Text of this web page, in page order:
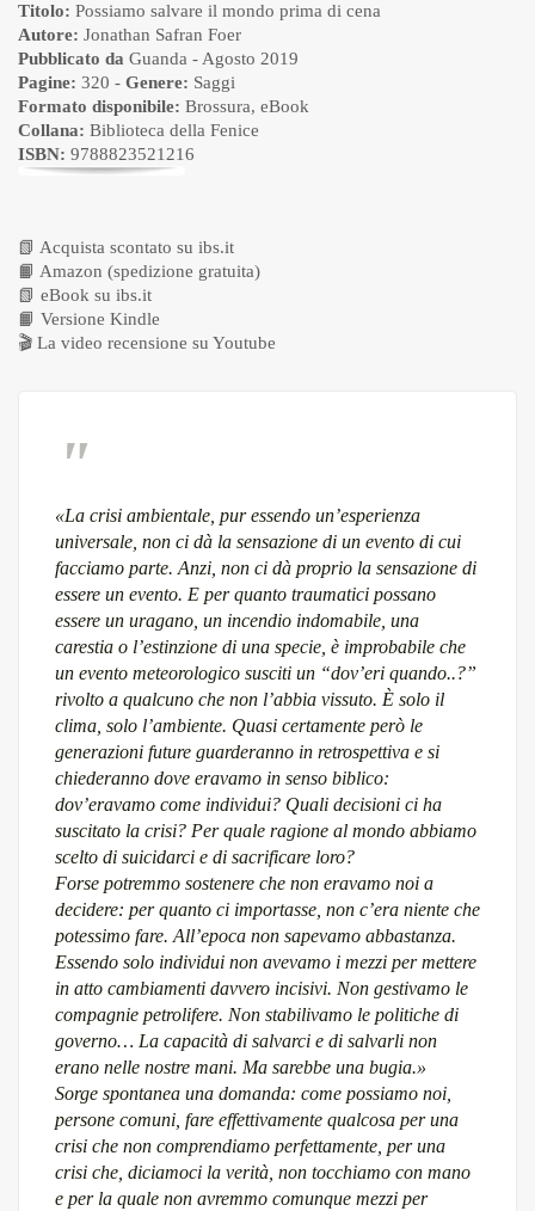
Titolo: Possiamo salvare il mondo prima di cena
Autore: Jonathan Safran Foer
Pubblicato da Guanda - Agosto 2019
Pagine: 320 - Genere: Saggi
Formato disponibile: Brossura, eBook
Collana: Biblioteca della Fenice
ISBN: 9788823521216
📗 Acquista scontato su ibs.it
📙 Amazon (spedizione gratuita)
📗 eBook su ibs.it
📙 Versione Kindle
🎬 La video recensione su Youtube
«La crisi ambientale, pur essendo un’esperienza
universale, non ci dà la sensazione di un evento di cui
facciamo parte. Anzi, non ci dà proprio la sensazione di
essere un evento. E per quanto traumatici possano
essere un uragano, un incendio indomabile, una
carestia o l’estinzione di una specie, è improbabile che
un evento meteorologico susciti un “dov’eri quando..?”
rivolto a qualcuno che non l’abbia vissuto. È solo il
clima, solo l’ambiente. Quasi certamente però le
generazioni future guarderanno in retrospettiva e si
chiederanno dove eravamo in senso biblico:
dov’eravamo come individui? Quali decisioni ci ha
suscitato la crisi? Per quale ragione al mondo abbiamo
scelto di suicidarci e di sacrificare loro?
Forse potremmo sostenere che non eravamo noi a
decidere: per quanto ci importasse, non c’era niente che
potessimo fare. All’epoca non sapevamo abbastanza.
Essendo solo individui non avevamo i mezzi per mettere
in atto cambiamenti davvero incisivi. Non gestivamo le
compagnie petrolifere. Non stabilivamo le politiche di
governo… La capacità di salvarci e di salvarli non
erano nelle nostre mani. Ma sarebbe una bugia.»
Sorge spontanea una domanda: come possiamo noi,
persone comuni, fare effettivamente qualcosa per una
crisi che non comprendiamo perfettamente, per una
crisi che, diciamoci la verità, non tocchiamo con mano
e per la quale non avremmo comunque mezzi per